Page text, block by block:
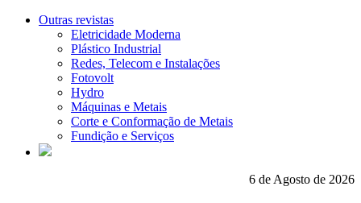
Outras revistas
Eletricidade Moderna
Plástico Industrial
Redes, Telecom e Instalações
Fotovolt
Hydro
Máquinas e Metais
Corte e Conformação de Metais
Fundição e Serviços
6 de Agosto de 2026